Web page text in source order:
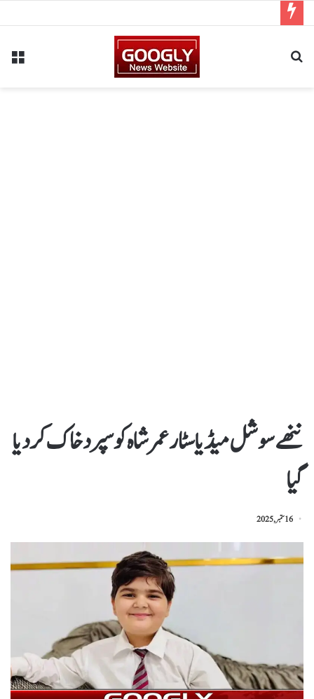
ننھے سوشل میڈیا سٹار عمر شاہ کو سپرد خاک کردیا
گیا
16 ستمبر, 2025